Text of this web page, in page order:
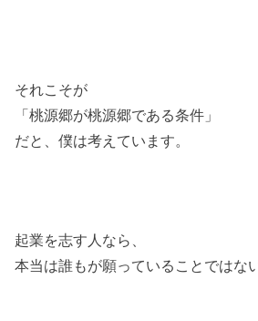
それこそが
「桃源郷が桃源郷である条件」
だと、僕は考えています。
起業を志す人なら、
本当は誰もが願っていることではな